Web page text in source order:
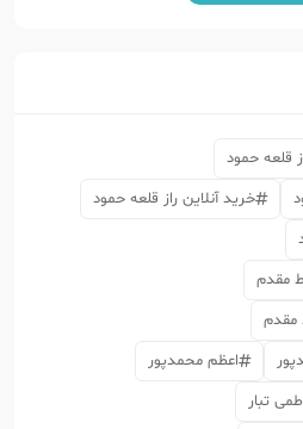
قلعه حمود
خرید آنلاین راز قلعه حمود
مقدم
مقدم
اعظم محمدپور
تبار